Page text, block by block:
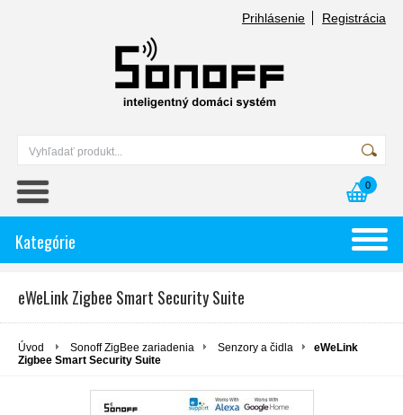
Prihlásenie Registrácia
0
Kategórie
eWeLink Zigbee Smart Security Suite
Úvod Sonoff ZigBee zariadenia Senzory a čidla
eWeLink
Zigbee Smart Security Suite